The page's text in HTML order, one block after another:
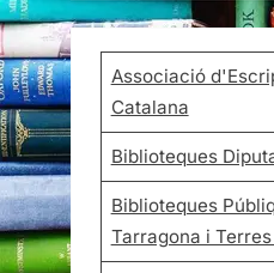
Associació
Catalana
Biblioteques
Biblioteques
Tarragona i